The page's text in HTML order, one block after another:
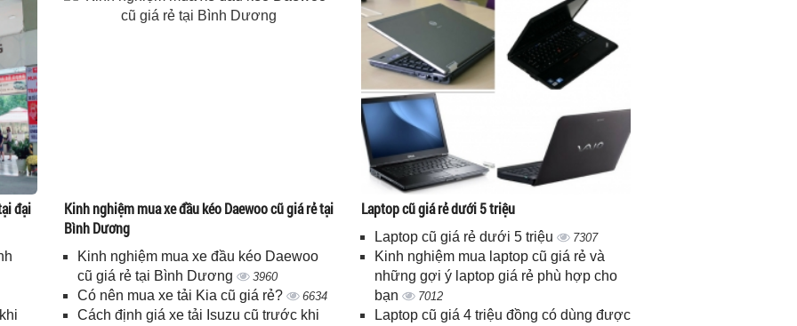
đại
Kinh nghiệm mua xe đầu kéo Daewoo cũ giá rẻ tại
Bình Dương
Kinh nghiệm mua xe đầu kéo Daewoo
cũ giá rẻ tại Bình Dương
3960
Có nên mua xe tải Kia cũ giá rẻ? 6634
Cách định giá xe tải Isuzu cũ trước khi
Laptop cũ giá rẻ dưới 5 triệu
Laptop cũ giá rẻ dưới 5 triệu 7307
Kinh nghiệm mua laptop cũ giá rẻ và
những gợi ý laptop giá rẻ phù hợp cho
bạn
7012
Laptop cũ giá 4 triệu đồng có dùng được